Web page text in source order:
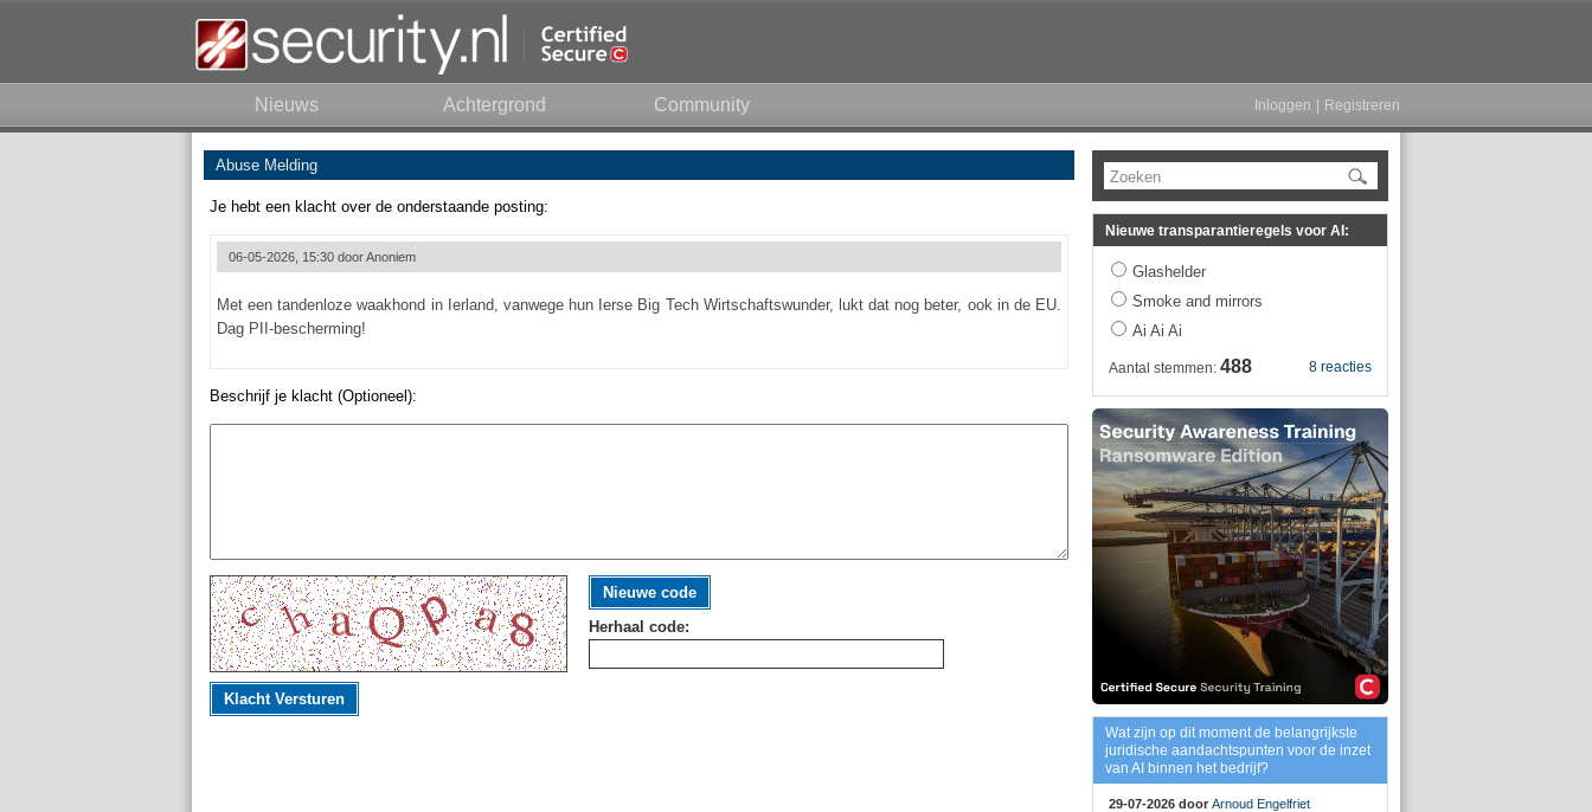
Nieuws Achtergrond Community Inloggen Registreren
Abuse Melding
Je hebt een klacht over de onderstaande posting:
06-05-2026, 15:30 doorAnoniem
Met een tandenloze waakhond in Ierland, vanwege hun Ierse Big Tech Wirtschaftswunder, lukt dat nog beter, ook in de EU.
Dag PII-bescherming!
Beschrijf je klacht (Optioneel):
Nieuwe code
Herhaal code:
Klacht Versturen
Zoeken
Nieuwe transparantieregels voor AI:
Glashelder
Smoke and mirrors
Ai Ai Ai
8 reacties
Aantal stemmen: 488
Wat zijn op dit moment de belangrijkste
juridische aandachtspunten voor de inzet
van AI binnen het bedrijf?
29-07-2026 door Arnoud Engelfriet